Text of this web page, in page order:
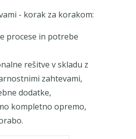
- korak za korakom:
procese in potrebe
rešitve v skladu z
zahtevami,
dodatke,
kompletno opremo,